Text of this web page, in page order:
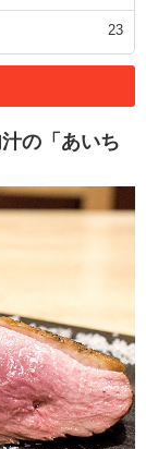
23
の「あいち